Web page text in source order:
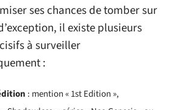
ses chances de tomber sur
il existe plusieurs
à surveiller
:
: mention « 1st Edition »,